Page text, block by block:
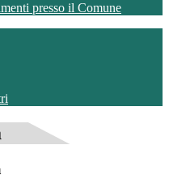
presso il Comune